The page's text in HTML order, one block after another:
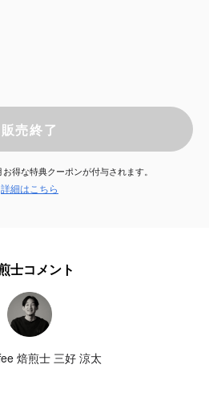
販売終了
得な特典クーポンが付与されます。
詳細はこちら
士コメント
焙煎士 三好 涼太